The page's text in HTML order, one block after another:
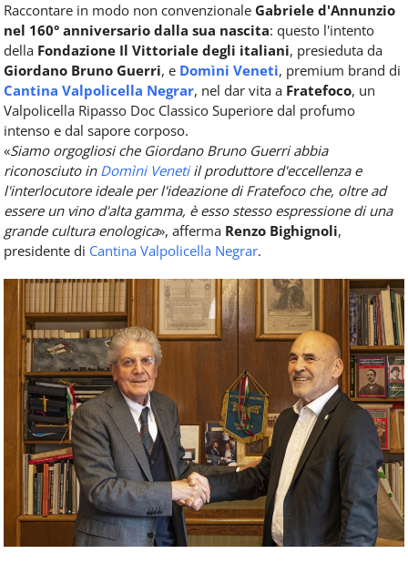
Raccontare in modo non convenzionale Gabriele d'Annunzio
nel 160° anniversario dalla sua nascita: questo l'intento
della Fondazione Il Vittoriale degli italiani, presieduta da
Giordano Bruno Guerri, e Domìni Veneti, premium brand di
Cantina Valpolicella Negrar, nel dar vita a Fratefoco, un
Valpolicella Ripasso Doc Classico Superiore dal profumo
intenso e dal sapore corposo.
«Siamo orgogliosi che Giordano Bruno Guerri abbia
riconosciuto in Domìni Venetiil produttore d'eccellenza e
l'interlocutore ideale per l'ideazione di Fratefoco che, oltre ad
essere un vino d'alta gamma, è esso stesso espressione di una
grande cultura enologica», afferma Renzo Bighignoli,
presidente di Cantina Valpolicella Negrar.